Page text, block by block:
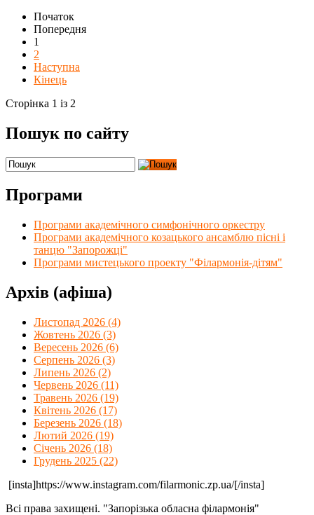
Початок
Попередня
1
2
Наступна
Кінець
Сторінка 1 із 2
Пошук по сайту
Програми
Програми академічного симфонічного оркестру
Програми академічного козацького ансамблю пісні і
танцю "Запорожці"
Програми мистецького проекту "Філармонія-дітям"
Архів (афіша)
Листопад 2026 (4)
Жовтень 2026 (3)
Вересень 2026 (6)
Серпень 2026 (3)
Липень 2026 (2)
Червень 2026 (11)
Травень 2026 (19)
Квітень 2026 (17)
Березень 2026 (18)
Лютий 2026 (19)
Січень 2026 (18)
Грудень 2025 (22)
[insta]https://www.instagram.com/filarmonic.zp.ua/[/insta]
Всі права захищені. "Запорізька обласна філармонія"